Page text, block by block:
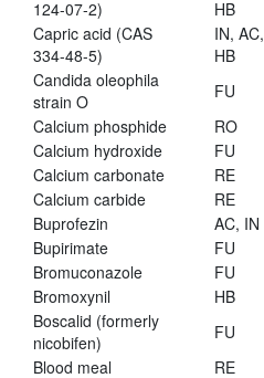
124-07-2)
HB
Capric acid (CAS
334-48-5)
IN, AC,
HB
Candida oleophila
strain O
FU
Calcium phosphide
RO
Calcium hydroxide
FU
Calcium carbonate
RE
Calcium carbide
RE
Buprofezin
AC, IN
Bupirimate
FU
Bromuconazole
FU
Bromoxynil
HB
Boscalid (formerly
nicobifen)
FU
Blood meal
RE